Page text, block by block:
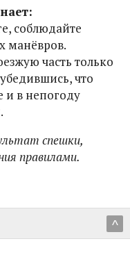
соблюдайте
манёвров.
часть только
что
и в непогоду
спешки,
правилами.
^